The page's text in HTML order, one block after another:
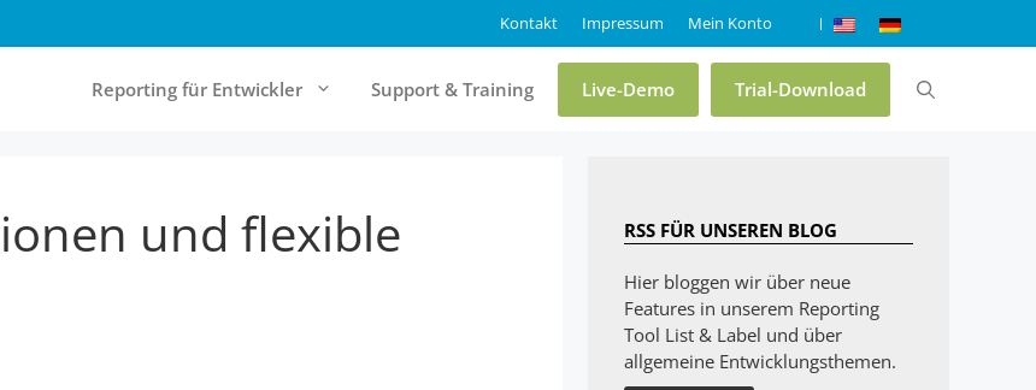
Kontakt Impressum Mein Konto
Reporting für Entwickler
Reporting Community & Ressourcen Preise & Editionen
Online-Demo Report Server
Trial List & Label
Support & Training Live-Demo Trial-Download
und flexible
RSS FÜR UNSEREN BLOG
Hier bloggen wir über neue
Features in unserem Reporting
Tool List & Label und über
allgemeine Entwicklungsthemen.